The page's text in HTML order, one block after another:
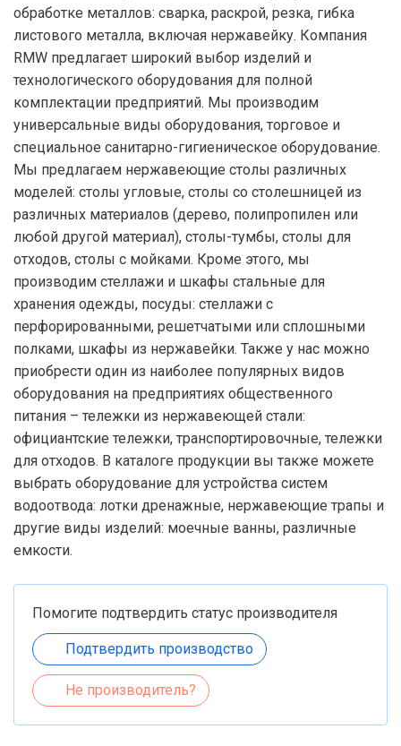
обработке металлов: сварка, раскрой, резка, гибка
листового металла, включая нержавейку. Компания
RMW предлагает широкий выбор изделий и
технологического оборудования для полной
комплектации предприятий. Мы производим
универсальные виды оборудования, торговое и
специальное санитарно-гигиеническое оборудование.
Мы предлагаем нержавеющие столы различных
моделей: столы угловые, столы со столешницей из
различных материалов (дерево, полипропилен или
любой другой материал), столы-тумбы, столы для
отходов, столы с мойками. Кроме этого, мы
производим стеллажи и шкафы стальные для
хранения одежды, посуды: стеллажи с
перфорированными, решетчатыми или сплошными
полками, шкафы из нержавейки. Также у нас можно
приобрести один из наиболее популярных видов
оборудования на предприятиях общественного
питания – тележки из нержавеющей стали:
официантские тележки, транспортировочные, тележки
для отходов. В каталоге продукции вы также можете
выбрать оборудование для устройства систем
водоотвода: лотки дренажные, нержавеющие трапы и
другие виды изделий: моечные ванны, различные
емкости.
Помогите подтвердить статус производителя
Подтвердить производство
Не производитель?